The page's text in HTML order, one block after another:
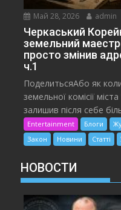
Май 28, 2026 admin
Черкаський
земельний
просто змінив
ч.1
ПоделитьсяАбо як
земельної комісії
залишив після себе
Entertainment Блоги
Закон
Новини Статті
НОВОСТИ